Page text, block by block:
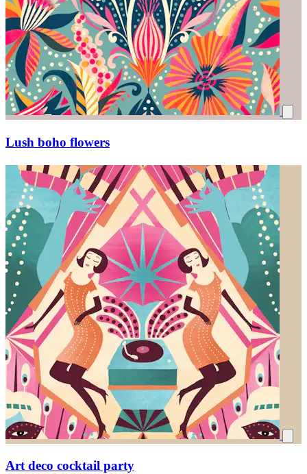
Lush boho flowers
Art deco cocktail party